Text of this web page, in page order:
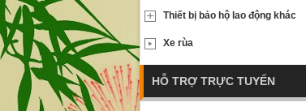
Thiết bị bảo hộ lao động khác
Xe rùa
HỖ TRỢ TRỰC TUYẾN